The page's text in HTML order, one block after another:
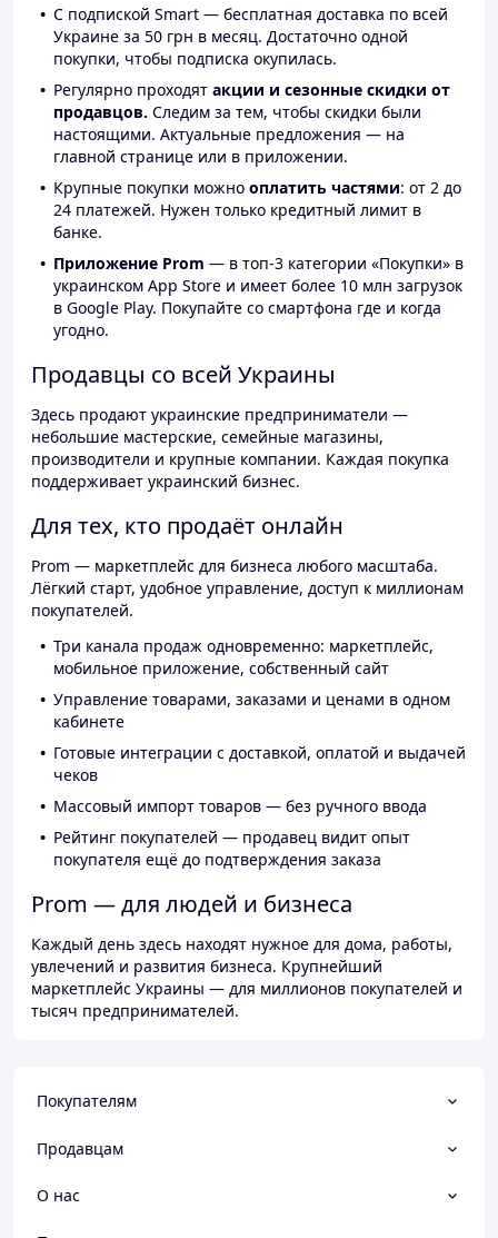
С подпиской Smart — бесплатная доставка по всей
Украине за 50 грн в месяц. Достаточно одной
покупки, чтобы подписка окупилась.
Регулярно проходят акции и сезонные скидки от
продавцов. Следим за тем, чтобы скидки были
настоящими. Актуальные предложения — на
главной странице или в приложении.
Крупные покупки можно оплатить частями: от 2 до
24 платежей. Нужен только кредитный лимит в
банке.
Приложение Prom — в топ-3 категории «Покупки» в
украинском App Store и имеет более 10 млн загрузок
в Google Play. Покупайте со смартфона где и когда
угодно.
Продавцы со всей Украины
Здесь продают украинские предприниматели —
небольшие мастерские, семейные магазины,
производители и крупные компании. Каждая покупка
поддерживает украинский бизнес.
Для тех, кто продаёт онлайн
Prom — маркетплейс для бизнеса любого масштаба.
Лёгкий старт, удобное управление, доступ к миллионам
покупателей.
Три канала продаж одновременно: маркетплейс,
мобильное приложение, собственный сайт
Управление товарами, заказами и ценами в одном
кабинете
Готовые интеграции с доставкой, оплатой и выдачей
чеков
Массовый импорт товаров — без ручного ввода
Рейтинг покупателей — продавец видит опыт
покупателя ещё до подтверждения заказа
Prom — для людей и бизнеса
Каждый день здесь находят нужное для дома, работы,
увлечений и развития бизнеса. Крупнейший
маркетплейс Украины — для миллионов покупателей и
тысяч предпринимателей.
Покупателям
Продавцам
О нас